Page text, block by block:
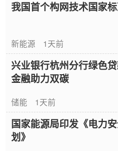
我国首个构网技术国家
新能源 1天前
兴业银行杭州分行绿色
金融助力双碳
储能 1天前
国家能源局印发《电力
划》